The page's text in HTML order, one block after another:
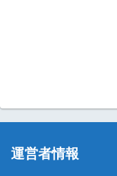
運営者情報